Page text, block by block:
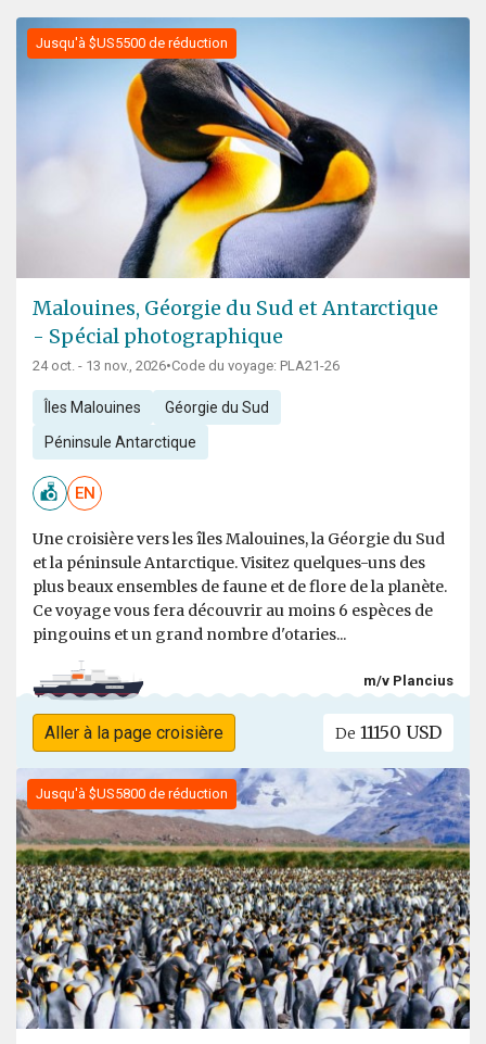
Jusqu'à $US5500 de réduction
Malouines, Géorgie du Sud et Antarctique
- Spécial photographique
24 oct. - 13 nov., 2026•Code du voyage: PLA21-26
Îles Malouines Géorgie du Sud
Péninsule Antarctique
EN
Une croisière vers les îles Malouines, la Géorgie du Sud
et la péninsule Antarctique. Visitez quelques-uns des
plus beaux ensembles de faune et de flore de la planète.
Ce voyage vous fera découvrir au moins 6 espèces de
pingouins et un grand nombre d'otaries...
m/v Plancius
Aller à la page croisière De 11150 USD
Jusqu'à $US5800 de réduction